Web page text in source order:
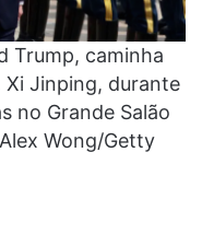
Trump, caminha
Xi Jinping, durante
no Grande Salão
Wong/Getty